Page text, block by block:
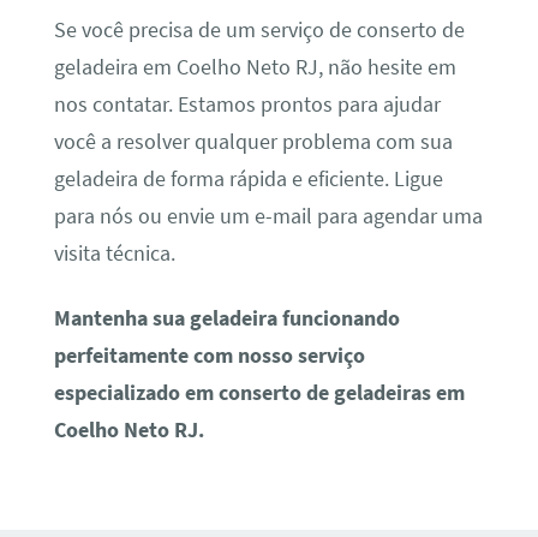
Se você precisa de um serviço de conserto de
geladeira em Coelho Neto RJ, não hesite em
nos contatar. Estamos prontos para ajudar
você a resolver qualquer problema com sua
geladeira de forma rápida e eficiente. Ligue
para nós ou envie um e-mail para agendar uma
visita técnica.
Mantenha sua geladeira funcionando
perfeitamente com nosso serviço
especializado em conserto de geladeiras em
Coelho Neto RJ.